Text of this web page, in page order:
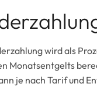
wird als
Monatsentgelts
je nach Tarif und